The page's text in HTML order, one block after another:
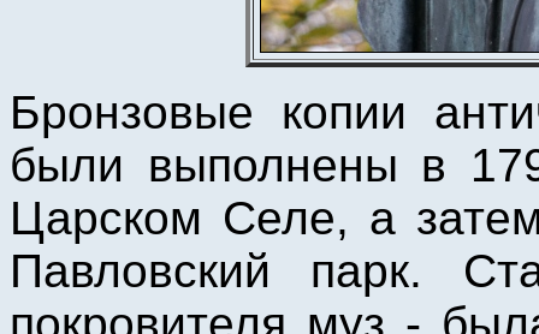
Бронзовые копии
были выполнены в
Царском Селе, а
Павловский парк.